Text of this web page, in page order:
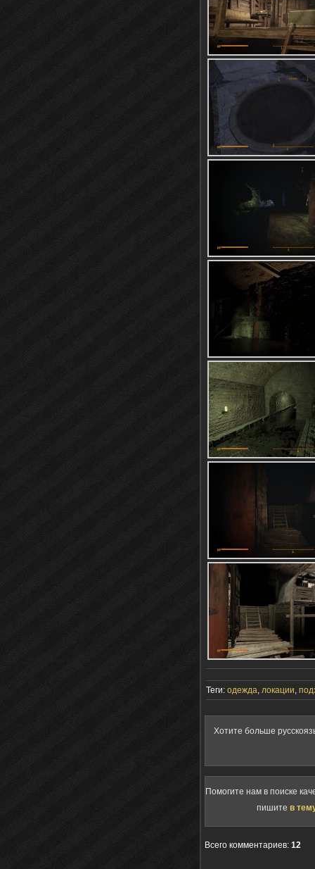
Теги: одежда, локации,
Хотите больше
Помогите нам в поиске
пишите в
Всего комментариев: 12